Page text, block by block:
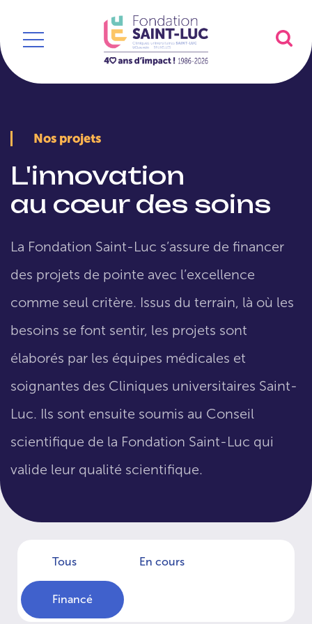
Nos projets
L'innovation
au cœur des soins
La Fondation Saint-Luc s’assure de financer
des projets de pointe avec l’excellence
comme seul critère. Issus du terrain, là où les
besoins se font sentir, les projets sont
élaborés par les équipes médicales et
soignantes des Cliniques universitaires Saint-
Luc. Ils sont ensuite soumis au Conseil
scientifique de la Fondation Saint-Luc qui
valide leur qualité scientifique.
Tous En cours
Financé